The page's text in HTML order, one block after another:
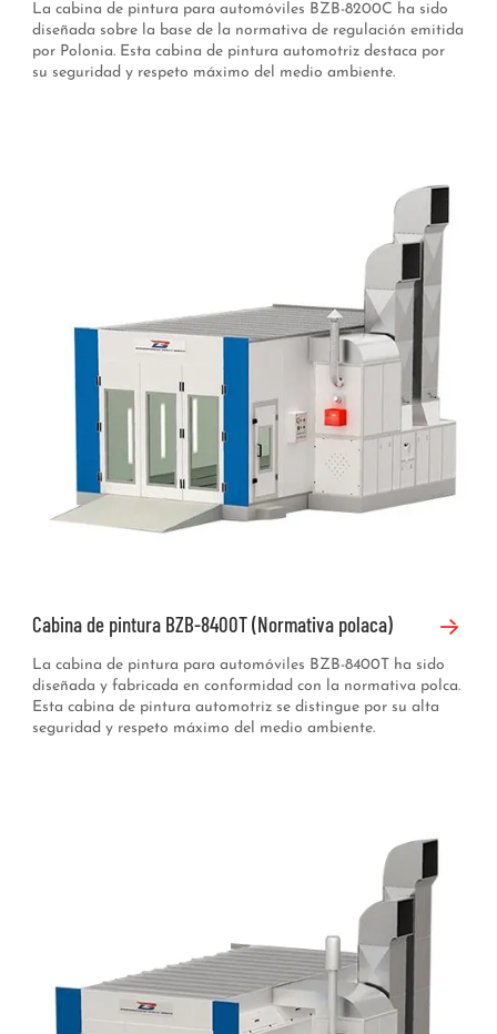
La cabina de pintura para automóviles BZB-8200C ha sido
diseñada sobre la base de la normativa de regulación emitida
por Polonia. Esta cabina de pintura automotriz destaca por
su seguridad y respeto máximo del medio ambiente.
Cabina de pintura BZB-8400T (Normativa polaca)
La cabina de pintura para automóviles BZB-8400T ha sido
diseñada y fabricada en conformidad con la normativa polca.
Esta cabina de pintura automotriz se distingue por su alta
seguridad y respeto máximo del medio ambiente.